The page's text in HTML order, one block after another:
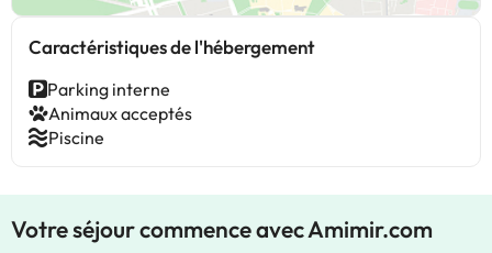
Caractéristiques de l'hébergement
Parking interne
Animaux acceptés
Piscine
Votre séjour commence avec Amimir.com